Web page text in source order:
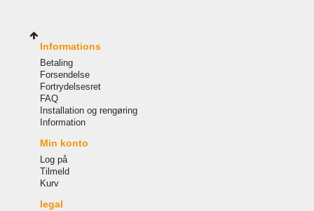
Informations
Betaling
Forsendelse
Fortrydelsesret
FAQ
Installation og rengøring
Information
Min konto
Log på
Tilmeld
Kurv
legal